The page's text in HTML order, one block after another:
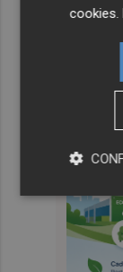
cookies .